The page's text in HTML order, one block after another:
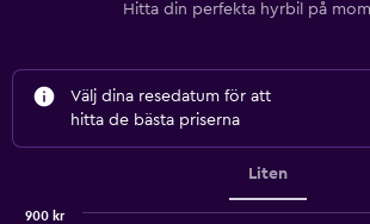
Hitta din perfekta hyrbil på
Välj dina resedatum för att
hitta de bästa priserna
Liten
900 kr